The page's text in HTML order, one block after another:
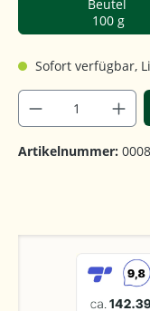
Beutel
100 g
Sofort verfügbar,
Artikelnummer: